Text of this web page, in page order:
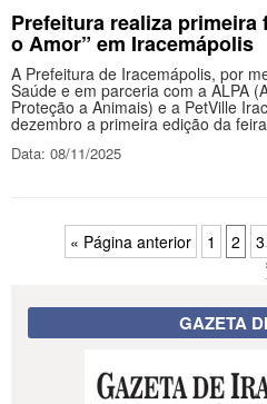
Prefeitura realiza primeira
o Amor” em Iracemápolis
A Prefeitura de Iracemápolis, por
Saúde e em parceria com a ALPA
Proteção a Animais) e a PetVille
dezembro a primeira edição da
Data: 08/11/2025
« Página anterior 1 2 3
GAZETA